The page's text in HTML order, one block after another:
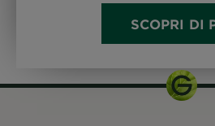
SCOPRI DI